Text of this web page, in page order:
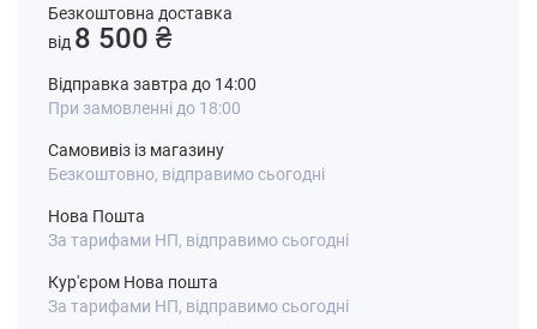
Безкоштовна доставка
від 8 500 ₴
Відправка завтра до 14:00
При замовленні до 18:00
Самовивіз із магазину
Безкоштовно, відправимо сьогодні
Нова Пошта
За тарифами НП, відправимо сьогодні
Кур'єром Нова пошта
За тарифами НП, відправимо сьогодні